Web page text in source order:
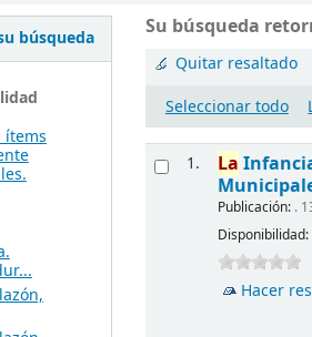
búsqueda
ítems
Su búsqueda
Quitar resaltado
Seleccionar todo
1. La
Publicación: .
Disponibilidad:
Hacer